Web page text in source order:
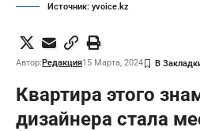
Источник: yvoice.kz
Автор:Редакция15 Марта, 2024
Квартира этого
дизайнера стала